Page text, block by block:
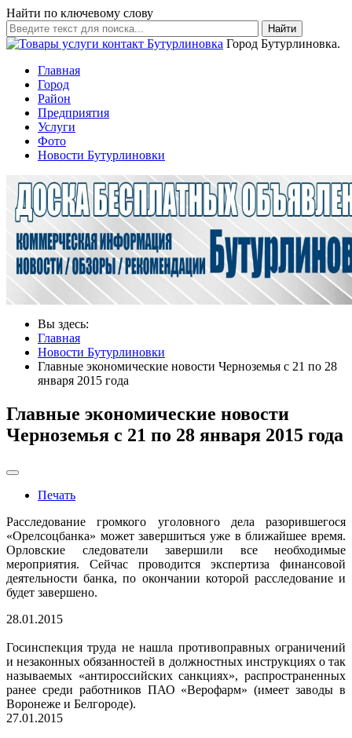
Найти по ключевому слову
Найти
Город Бутурлиновка.
Главная
Город
Район
Предприятия
Услуги
Фото
Новости Бутурлиновки
Вы здесь:
Главная
Новости Бутурлиновки
Главные экономические новости Черноземья с 21 по 28
января 2015 года
Главные экономические новости
Черноземья с 21 по 28 января 2015 года
Печать
Расследование громкого уголовного дела разорившегося
«Орелсоцбанка» может завершиться уже в ближайшее время.
Орловские следователи завершили все необходимые
мероприятия. Сейчас проводится экспертиза финансовой
деятельности банка, по окончании которой расследование и
будет завершено.
28.01.2015
Госинспекция труда не нашла противоправных ограничений
и незаконных обязанностей в должностных инструкциях о так
называемых «антироссийских санкциях», распространенных
ранее среди работников ПАО «Верофарм» (имеет заводы в
Воронеже и Белгороде).
27.01.2015